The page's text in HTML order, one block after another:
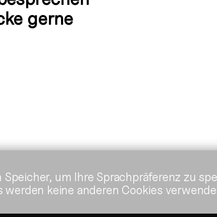
um Ihre Sprachpräferenz zu
keine anderen Cookies
gerne